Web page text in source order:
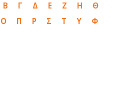
Β Γ Δ Ε Ζ Η
Θ
Ο Π Ρ Σ Τ Υ
Φ